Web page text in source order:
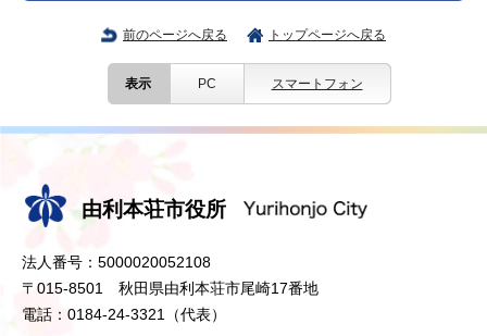
前のページへ戻る トップページへ戻る
表示 PC スマートフォン
由利本荘市役所
法人番号：5000020052108
〒015-8501 秋田県由利本荘市尾崎17番地
電話：0184-24-3321（代表）